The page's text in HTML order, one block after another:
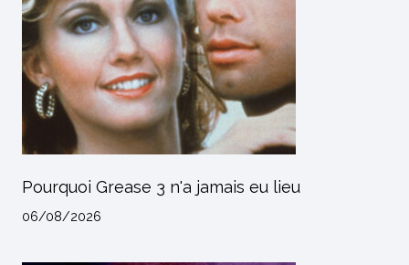
Pourquoi Grease 3 n'a jamais eu lieu
06/08/2026